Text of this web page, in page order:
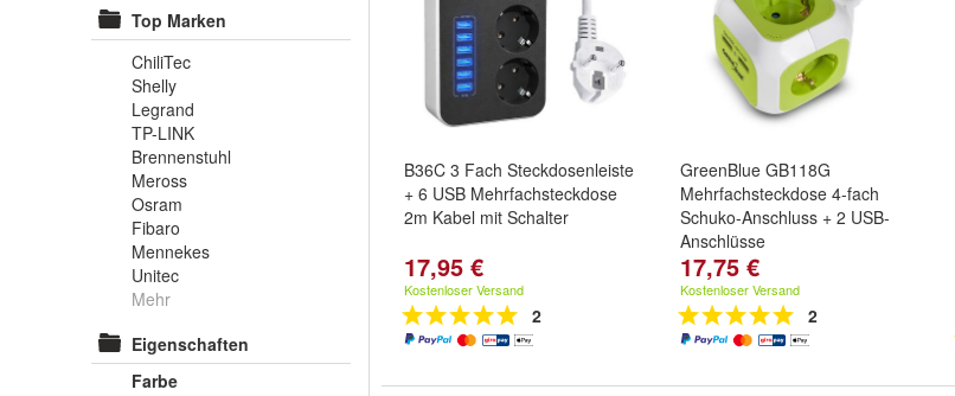
Top Marken
ChiliTec
Shelly
Legrand
TP-LINK
Brennenstuhl
Meross
Osram
Fibaro
Mennekes
Unitec
Mehr
Eigenschaften
Farbe
B36C 3 Fach Steckdosenleiste
+ 6 USB Mehrfachsteckdose
2m Kabel mit Schalter
17,95 €
Kostenloser Versand
2
GreenBlue GB118G
Mehrfachsteckdose 4-fach
Schuko-Anschluss + 2 USB-
Anschlüsse
17,75 €
Kostenloser Versand
2